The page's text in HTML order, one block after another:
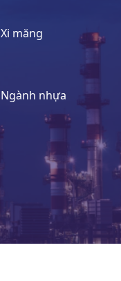
Xi măng
Ngành nhựa